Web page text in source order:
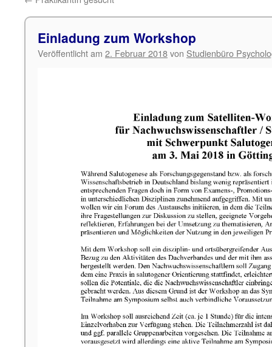
Einladung zum Workshop
Veröffentlicht am 2. Februar 2018von Studienbüro